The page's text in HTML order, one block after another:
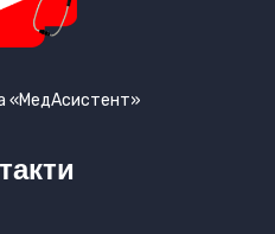
«МедАсистент»